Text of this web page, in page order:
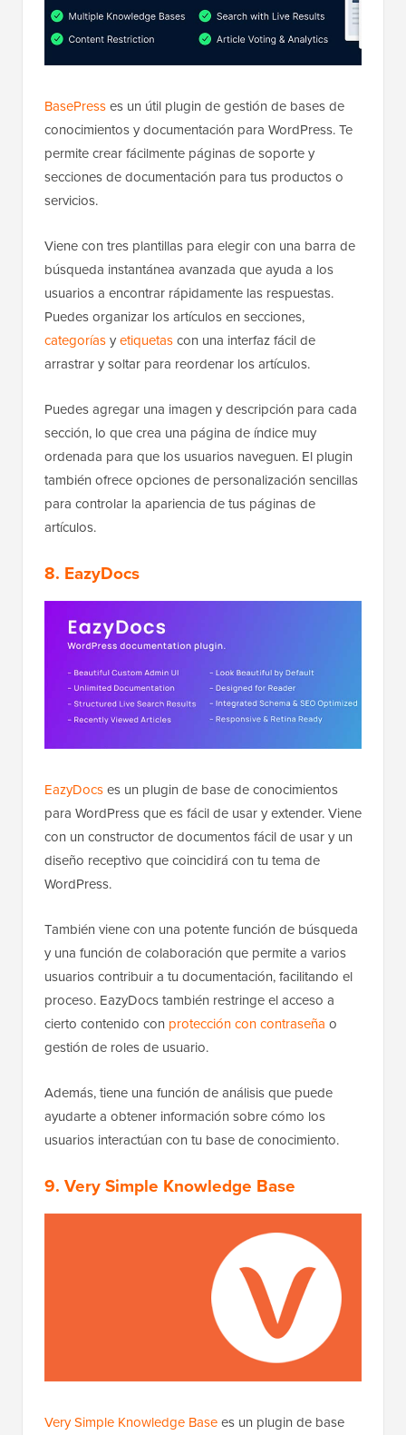
BasePresses un útil plugin de gestión de bases de
conocimientos y documentación para WordPress. Te
permite crear fácilmente páginas de soporte y
secciones de documentación para tus productos o
servicios.
Viene con tres plantillas para elegir con una barra de
búsqueda instantánea avanzada que ayuda a los
usuarios a encontrar rápidamente las respuestas.
Puedes organizar los artículos en secciones,
categoríasyetiquetascon una interfaz fácil de
arrastrar y soltar para reordenar los artículos.
Puedes agregar una imagen y descripción para cada
sección, lo que crea una página de índice muy
ordenada para que los usuarios naveguen. El plugin
también ofrece opciones de personalización sencillas
para controlar la apariencia de tus páginas de
artículos.
8. EazyDocs
EazyDocses un plugin de base de conocimientos
para WordPress que es fácil de usar y extender. Viene
con un constructor de documentos fácil de usar y un
diseño receptivo que coincidirá con tu tema de
WordPress.
También viene con una potente función de búsqueda
y una función de colaboración que permite a varios
usuarios contribuir a tu documentación, facilitando el
proceso. EazyDocs también restringe el acceso a
cierto contenido con protección con contraseña o
gestión de roles de usuario.
Además, tiene una función de análisis que puede
ayudarte a obtener información sobre cómo los
usuarios interactúan con tu base de conocimiento.
9. Very Simple Knowledge Base
Very Simple Knowledge Basees un plugin de base